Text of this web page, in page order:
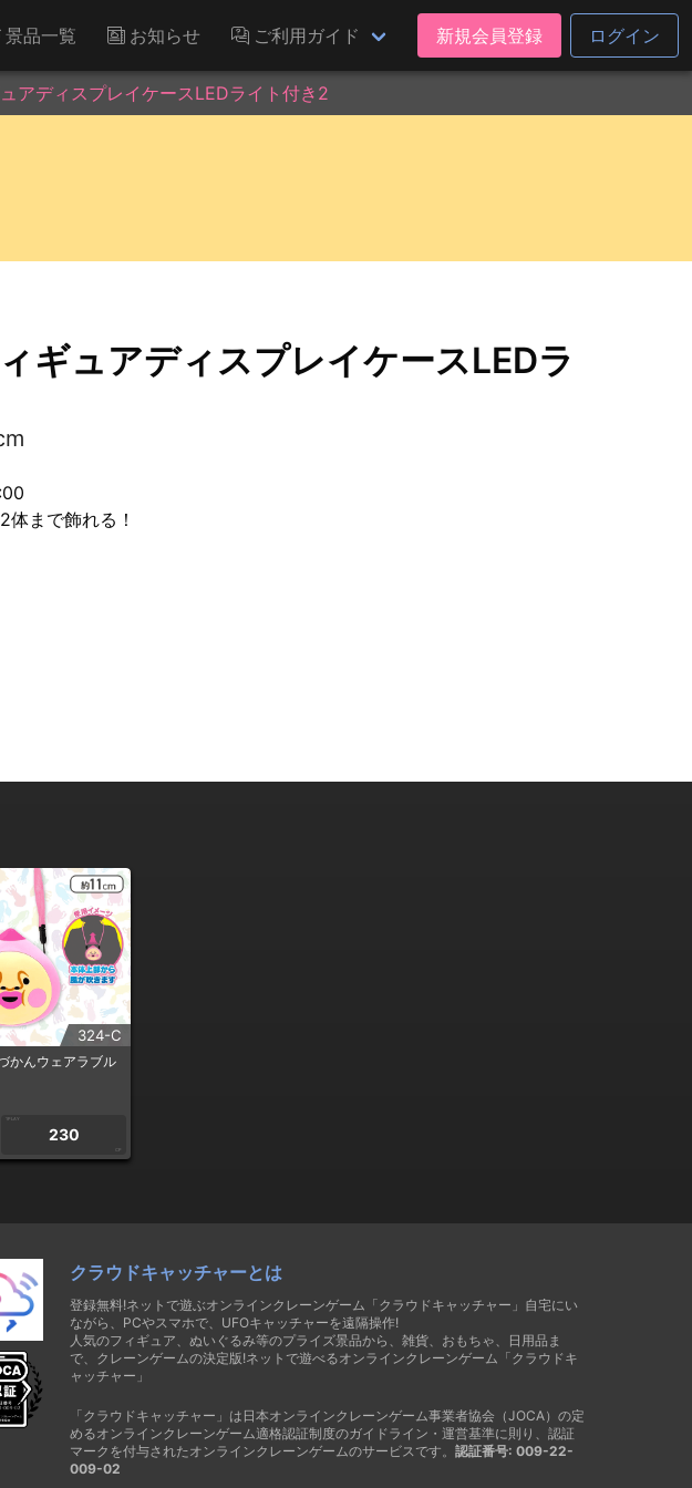
景品一覧 お知らせ ご利用ガイド 新規会員登録 ログイン
ュアディスプレイケースLEDライト付き2
ギュアディスプレイケースLEDラ
体まで飾れる！
324-C
かんウェアラブル
1PLAY
230
CP
クラウドキャッチャーとは
登録無料!ネットで遊ぶオンラインクレーンゲーム「クラウドキャッチャー」自宅にい
ながら、PCやスマホで、UFOキャッチャーを遠隔操作!
人気のフィギュア、ぬいぐるみ等のプライズ景品から、雑貨、おもちゃ、日用品ま
で、クレーンゲームの決定版!ネットで遊べるオンラインクレーンゲーム「クラウドキ
ャッチャー」
「クラウドキャッチャー」は日本オンラインクレーンゲーム事業者協会（JOCA）の定
めるオンラインクレーンゲーム適格認証制度のガイドライン・運営基準に則り、認証
マークを付与されたオンラインクレーンゲームのサービスです。 認証番号: 009-22-
009-02